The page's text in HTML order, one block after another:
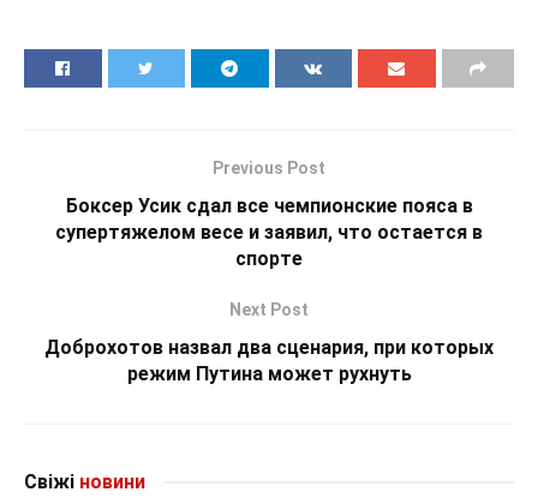
Previous Post
Боксер Усик сдал все чемпионские пояса в
супертяжелом весе и заявил, что остается в
спорте
Next Post
Доброхотов назвал два сценария, при которых
режим Путина может рухнуть
Свіжі новини